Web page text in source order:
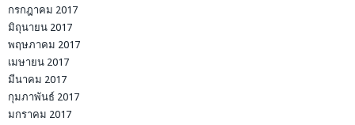
กรกฎาคม 2017
มิถุนายน 2017
พฤษภาคม 2017
เมษายน 2017
มีนาคม 2017
กุมภาพันธ์ 2017
มกราคม 2017